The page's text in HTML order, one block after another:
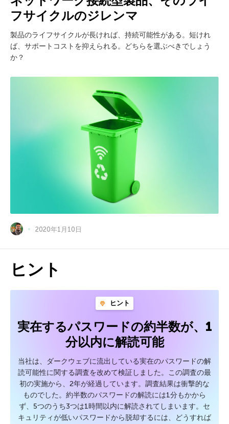
フサイクルのジレンマ
製品のライフサイクルが長ければ、持続可能性がある。短けれ
ば、サポートコストを抑えられる。どちらを選ぶべきでしょう
か？
2020年1月10日
ヒント
ヒント
実在するパスワードの約半数が、1
分以内に解読可能
当社は、ダークウェブに流出している実在のパスワードの解
読可能性に関する調査を改めて検証しました。この調査の最
初の実施から、2年が経過しています。調査結果は衝撃的な
ものでした。約半数のパスワードの解読には1分もかから
ず、5つのうち3つは1時間以内に解読されてしまいます。セ
キュリティが低いパスワードから脱却するには、どうすれば